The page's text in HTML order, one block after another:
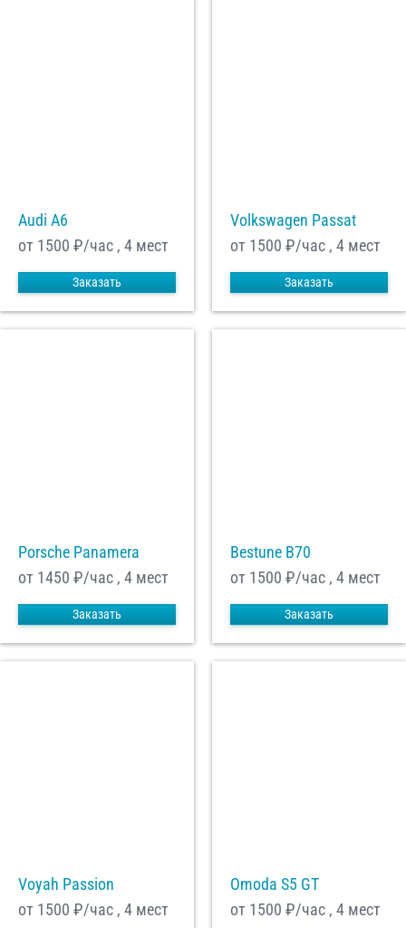
Audi A6
от 1500 ₽/час , 4 мест
Заказать
Volkswagen Passat
от 1500 ₽/час , 4 мест
Заказать
Porsche Panamera
от 1450 ₽/час , 4 мест
Заказать
Bestune B70
от 1500 ₽/час , 4 мест
Заказать
Voyah Passion
от 1500 ₽/час , 4 мест
Omoda S5 GT
от 1500 ₽/час , 4 мест